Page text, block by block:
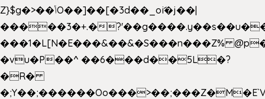
Z}$g�>��ݳO��]��[�3d��_oަi�j��|
�����3�+.�
���1�L[N�E���&��&�S���n���Z%
�vu�P��^ ��6���d��5L�?
�R�